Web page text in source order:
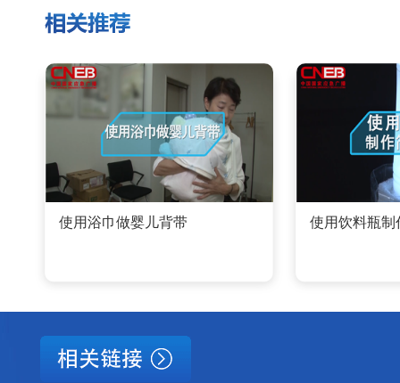
使用浴巾做婴儿背带 使用饮料瓶